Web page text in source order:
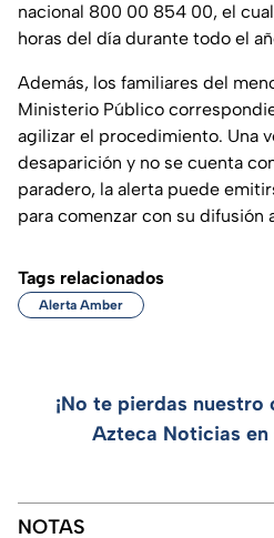
nacional 800 00 854 00, el
horas del día durante todo el
Además, los familiares del
Ministerio Público
agilizar el procedimiento. Una
desaparición y no se cuenta
paradero, la alerta puede
para comenzar con su difusión
Tags relacionados
Alerta Amber
¡No te pierdas
Azteca Noticias en
NOTAS